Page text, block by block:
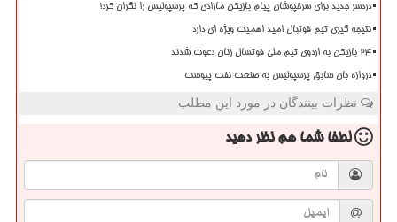
دردسر جدید برای سرخپوشان پیام بازیکن مازادی که پرسپولیس را نگران کرد!
نتیجه گیری تیم فوتبال امید اهمیت ویژه ای دارد
۲۴ بازیکن به اردوی تیم ملی فوتسال زنان دعوت شدند
دروازه بان سابق پرسپولیس به صنعت نفت پیوست
نظرات بینندگان در مورد این مطلب
لطفا شما همنظر دهید